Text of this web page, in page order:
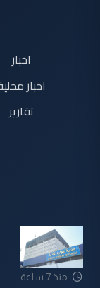
اخبار
اخبار
تقارير
منذ 7 ساعة